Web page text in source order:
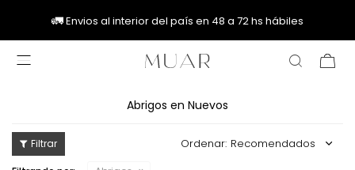
🚛
🚚
🚛Envios al interior del país en 48 a 72 hs hábiles
🚚

Abrigos en Nuevos
Recomendados